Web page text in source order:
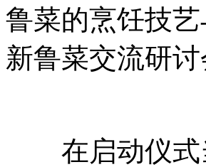
鲁菜的烹饪技
新鲁菜交流研讨
在启动仪式